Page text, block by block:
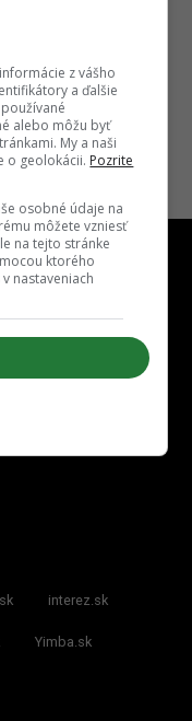
Kariéra
interez.sk
Yimba.sk
z vášho
a ďalšie
alebo môžu byť
My a naši
o geolokácii. Pozrite
osobné údaje na
môžete vzniesť
na tejto stránke
ktorého
nastaveniach